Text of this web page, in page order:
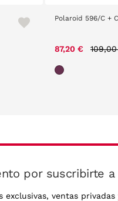
Polaroid 596/C +
87,20 €
por suscribirte
exclusivas, ventas privadas